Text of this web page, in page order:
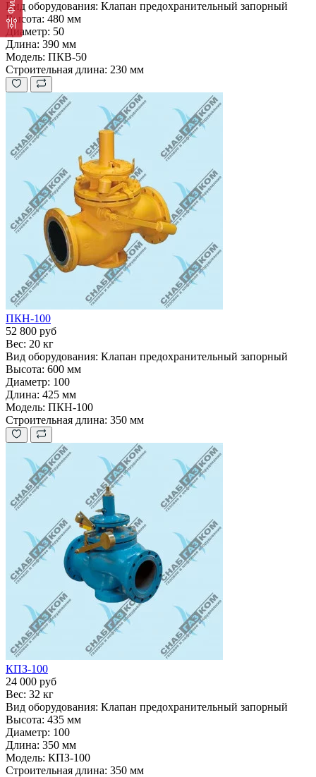
Вид оборудования: Клапан предохранительный запорный
Высота: 480 мм
Диаметр: 50
Длина: 390 мм
Модель: ПКВ-50
Строительная длина: 230 мм
ПКН-100
52 800 руб
Вес: 20 кг
Вид оборудования: Клапан предохранительный запорный
Высота: 600 мм
Диаметр: 100
Длина: 425 мм
Модель: ПКН-100
Строительная длина: 350 мм
КПЗ-100
24 000 руб
Вес: 32 кг
Вид оборудования: Клапан предохранительный запорный
Высота: 435 мм
Диаметр: 100
Длина: 350 мм
Модель: КПЗ-100
Строительная длина: 350 мм